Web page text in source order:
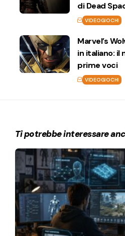
di Dead
VIDEOGIOCHI
Marvel’s
in italiano: il
prime voci
VIDEOGIOCHI
Ti potrebbe interessare